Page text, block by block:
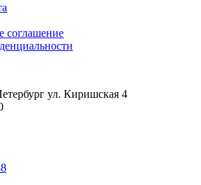
соглашение
195299 г.Санкт-Петербург ул. Киришская 4